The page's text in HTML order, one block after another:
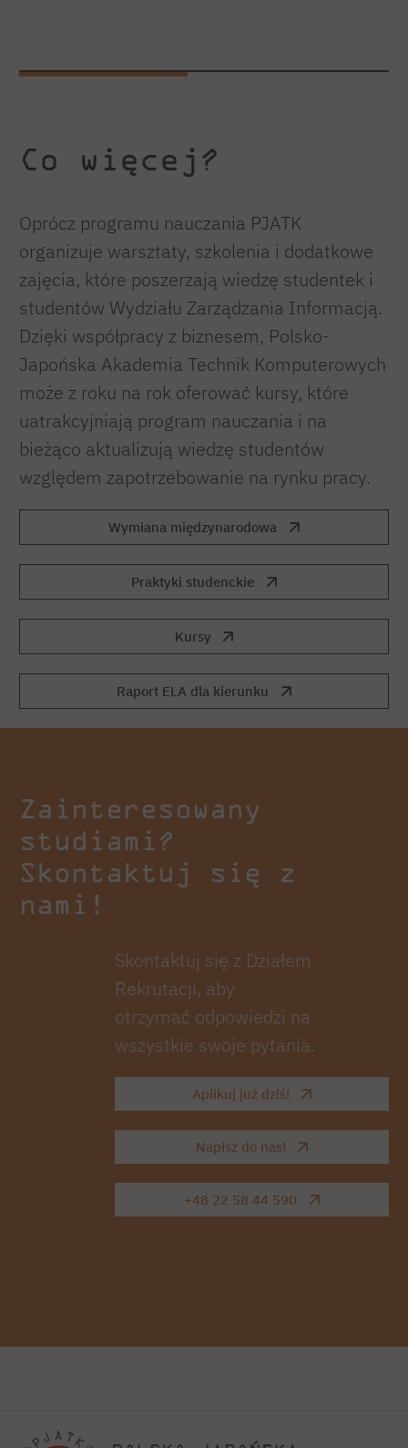
Co więcej?
Oprócz programu nauczania PJATK
organizuje warsztaty, szkolenia i dodatkowe
zajęcia, które poszerzają wiedzę studentek i
studentów Wydziału Zarządzania Informacją.
Dzięki współpracy z biznesem, Polsko-
Japońska Akademia Technik Komputerowych
może z roku na rok oferować kursy, które
uatrakcyjniają program nauczania i na
bieżąco aktualizują wiedzę studentów
względem zapotrzebowanie na rynku pracy.
Wymiana międzynarodowa
Praktyki studenckie
Kursy
Raport ELA dla kierunku
Zainteresowany
studiami?
Skontaktuj się z
nami!
Skontaktuj się z Działem
Rekrutacji, aby
otrzymać odpowiedzi na
wszystkie swoje pytania.
Aplikuj już dziś!
Napisz do nas!
+48 22 58 44 590